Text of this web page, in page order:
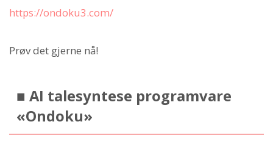
https://ondoku3.com/
Prøv det gjerne nå!
■ AI talesyntese programvare
«Ondoku»